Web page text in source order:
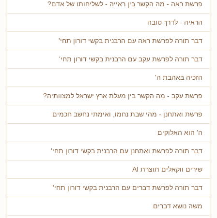
פרשת ראה - מה הקשר בין ראייה - לשליחותו של אדם?
הראיה - לדרך טובה
דבר תורה לפרשת ראה עם הרבנית בקשי דורון תחי'
דבר תורה לפרשת עקב עם הרבנית בקשי דורון תחי'
הזכיה באהבת ה'
פרשת עקב - מה הקשר בין מעלת ארץ ישראל למצוותיה?
פרשת ואתחנן - מהי שבת נחמו, ואימתי נחשב חכמים
ה' הוא האלוקים
דבר תורה לפרשת ואתחנן עם הרבנית בקשי דורון תחי'
שירים ווקאלים תוצרת AI
דבר תורה לפרשת דברים עם הרבנית בקשי דורון תחי'
משה נושא דברים